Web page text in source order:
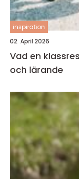
inspiration
02. April 2026
Vad en
och lärande